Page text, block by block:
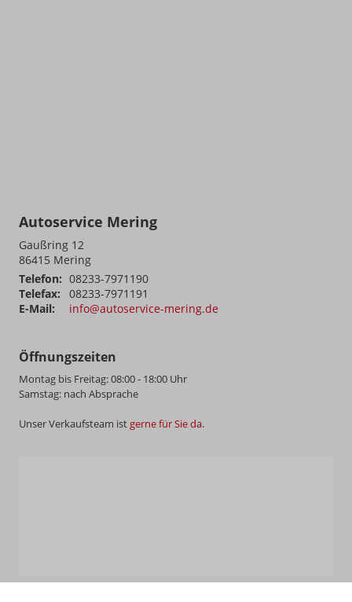
Autoservice Mering
Gaußring 12
86415 Mering
Telefon: 08233-7971190
Telefax:
08233-7971191
E-Mail:
info@autoservice-mering.de
Öffnungszeiten
Montag bis Freitag: 08:00 - 18:00 Uhr
Samstag: nach Absprache
Unser Verkaufsteam ist gerne für Sie da.